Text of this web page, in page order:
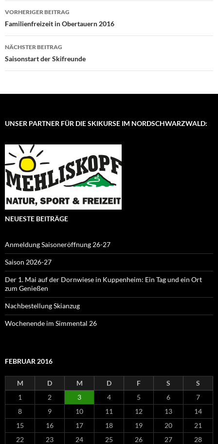
Beitragsnavigation
VORHERIGER BEITRAG
Familienfreizeit in Obertauern 2016
NÄCHSTER BEITRAG
Saisonstart der Skifreunde
UNSER PARTNER FÜR DIE SKIKURSE IM NORDSCHWARZWALD:
NEUESTE BEITRÄGE
Anmeldung Saisoneröffnung 26-27
Saison 2026-27
Der 1. Mai auf der Dornwiese in Kuppenheim: Ein Tag und ein Ort
zum Genießen
Nachbestellung Skianzug
Wochenende im Simmental 26
FEBRUAR 2016
M D M D F S
S
1
2 3 4 5 6
7
8
9 10 11 12 13
14
15
16 17 18 19 20
21
22
23 24 25 26 27
28